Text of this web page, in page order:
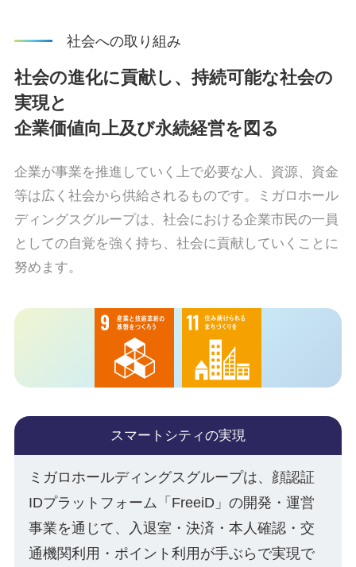
社会への取り組み
社会の進化に貢献し、持続可能な社会の
実現と
企業価値向上及び永続経営を図る
企業が事業を推進していく上で必要な人、資源、資金
等は広く社会から供給されるものです。ミガロホール
ディングスグループは、社会における企業市民の一員
としての自覚を強く持ち、社会に貢献していくことに
努めます。
スマートシティの実現
ミガロホールディングスグループは、顔認証
IDプラットフォーム「FreeiD」の開発・運営
事業を通じて、入退室・決済・本人確認・交
通機関利用・ポイント利用が手ぶらで実現で